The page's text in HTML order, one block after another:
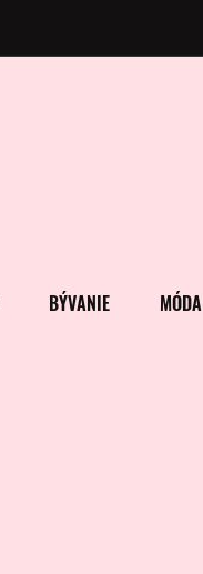
BÝVANIE MÓDA